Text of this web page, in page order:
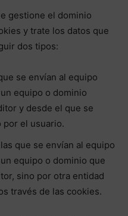
gestione el dominio
y trate los datos que
dos tipos:
se envían al equipo
equipo o dominio
y desde el que se
el usuario.
que se envían al equipo
equipo o dominio que
sino por otra entidad
través de las cookies.